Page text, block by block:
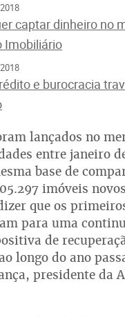
captar dinheiro no
Imobiliário
e burocracia
lançados no
entre janeiro
base de
imóveis
que os
para uma
de
longo do ano
presidente da